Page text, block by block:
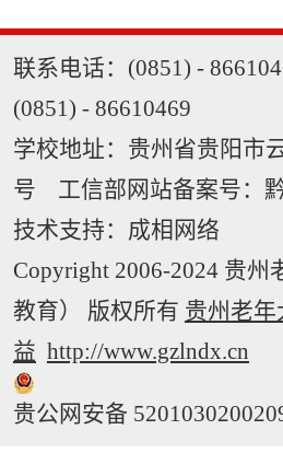
联系电话：(0851) -
(0851) - 86610469
学校地址：贵州省贵阳市
号 工信部网站备案号：
技术支持： 成相网络
Copyright 2006-2024 贵
教育） 版权所有 贵州老年
益 http://www.gzlndx.cn
贵公网安备